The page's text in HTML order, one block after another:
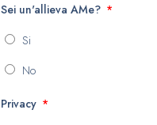
Sei un'allieva AMe?
Si
No
Privacy